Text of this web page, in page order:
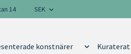
14 SEK
konstnärer Kuraterat